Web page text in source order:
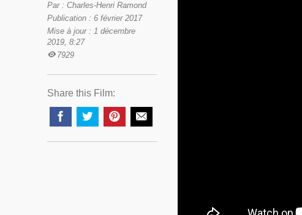
Par : Charles-Henri Ramond
Publication : 6 février 2017
Mise à jour : 1 décembre
2019, 8:27
7929
Share this Film: